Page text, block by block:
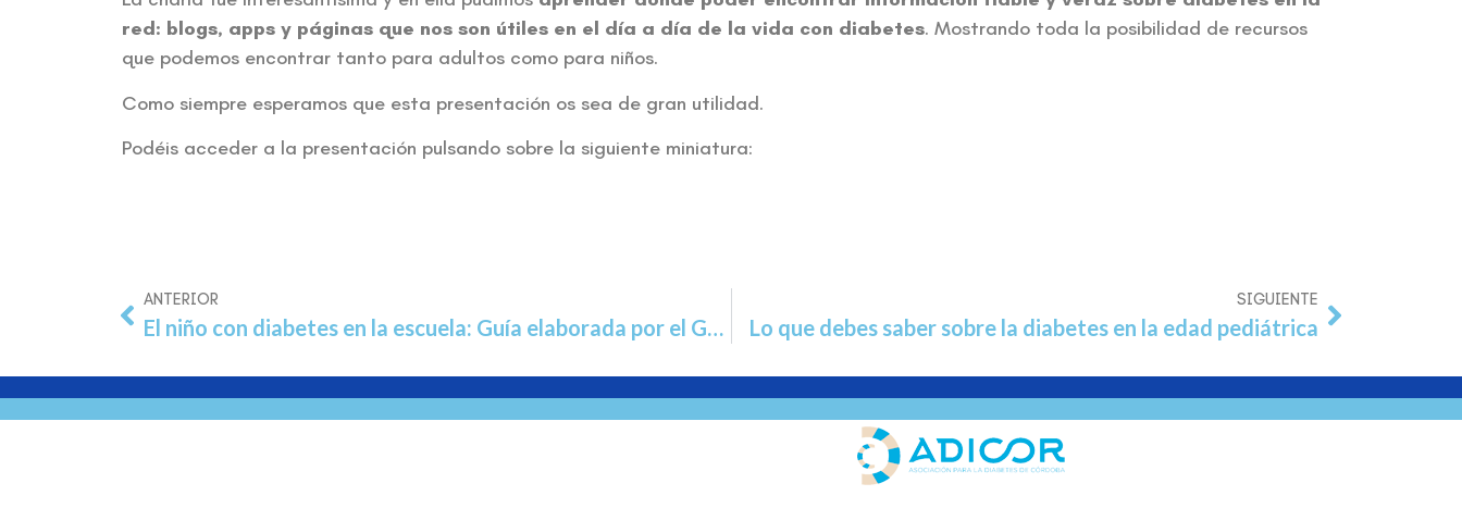
red: blogs, apps y páginas que nos son útiles en el día a día de la vida con diabetes. Mostrando toda la posibilidad de recursos
que podemos encontrar tanto para adultos como para niños.
Como siempre esperamos que esta presentación os sea de gran utilidad.
Podéis acceder a la presentación pulsando sobre la siguiente miniatura:
ANTERIOR
El niño con diabetes en la escuela: Guía elaborada por el Grupo de Educación para la Salud de la AEPap (Asociación Española de Pediatría de Atención Primaria)
SIGUIENTE
Lo que debes saber sobre la diabetes en la edad pediátrica